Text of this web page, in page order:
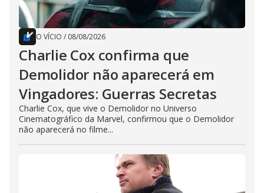
O VÍCIO / 08/08/2026
Charlie Cox confirma que
Demolidor não aparecerá em
Vingadores: Guerras Secretas
Charlie Cox, que vive o Demolidor no Universo
Cinematográfico da Marvel, confirmou que o Demolidor
não aparecerá no filme...